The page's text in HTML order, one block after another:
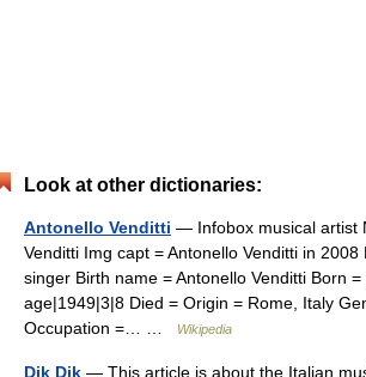
Look at other dictionaries:
Antonello Venditti — Infobox musical artist
Venditti Img capt = Antonello Venditti in
singer Birth name = Antonello Venditti Born
age|1949|3|8 Died = Origin = Rome, Italy
Occupation =… …
Wikipedia
Dik Dik — This article is about the Italian